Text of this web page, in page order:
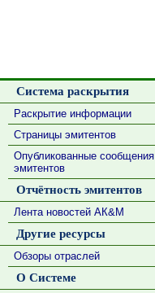
Система раскрытия
Раскрытие информации
Страницы эмитентов
Опубликованные сообщения
эмитентов
Отчётность эмитентов
Лента новостей АК&М
Другие ресурсы
Обзоры отраслей
О Системе